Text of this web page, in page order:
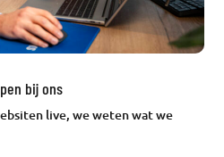
bij ons
live, we weten wat we